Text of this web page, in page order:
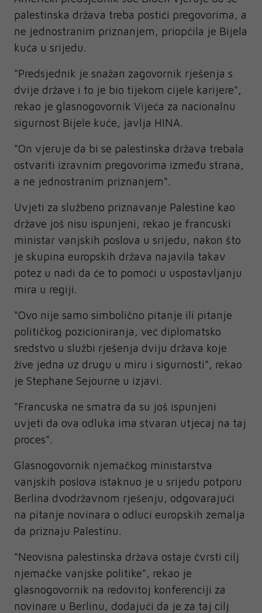
palestinska država treba postići pregovorima, a
ne jednostranim priznanjem, priopćila je Bijela
kuća u srijedu.
"Predsjednik je snažan zagovornik rješenja s
dvije države i to je bio tijekom cijele karijere",
rekao je glasnogovornik Vijeća za nacionalnu
sigurnost Bijele kuće, javlja HINA.
"On vjeruje da bi se palestinska država trebala
ostvariti izravnim pregovorima između strana,
a ne jednostranim priznanjem".
Uvjeti za službeno priznavanje Palestine kao
države još nisu ispunjeni, rekao je francuski
ministar vanjskih poslova u srijedu, nakon što
je skupina europskih država najavila takav
potez u nadi da će to pomoći u uspostavljanju
mira u regiji.
"Ovo nije samo simbolično pitanje ili pitanje
političkog pozicioniranja, već diplomatsko
sredstvo u službi rješenja dviju država koje
žive jedna uz drugu u miru i sigurnosti", rekao
je Stephane Sejourne u izjavi.
"Francuska ne smatra da su još ispunjeni
uvjeti da ova odluka ima stvaran utjecaj na taj
proces".
Glasnogovornik njemačkog ministarstva
vanjskih poslova istaknuo je u srijedu potporu
Berlina dvodržavnom rješenju, odgovarajući
na pitanje novinara o odluci europskih zemalja
da priznaju Palestinu.
"Neovisna palestinska država ostaje čvrsti cilj
njemačke vanjske politike", rekao je
glasnogovornik na redovitoj konferenciji za
novinare u Berlinu, dodajući da je za taj cilj